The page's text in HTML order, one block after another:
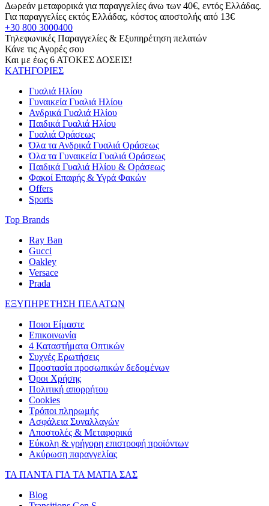
Δωρεάν μεταφορικά για παραγγελίες άνω των 40€, εντός Ελλάδας.
Για παραγγελίες εκτός Ελλάδας, κόστος αποστολής από 13€
+30 800 3000400
Τηλεφωνικές Παραγγελίες & Εξυπηρέτηση πελατών
Κάνε τις Αγορές σου
Και με έως 6 ΑΤΟΚΕΣ ΔΟΣΕΙΣ!
ΚΑΤΗΓΟΡΙΕΣ
Γυαλιά Ηλίου
Γυναικεία Γυαλιά Ηλίου
Ανδρικά Γυαλιά Ηλίου
Παιδικά Γυαλιά Ηλίου
Γυαλιά Οράσεως
Όλα τα Ανδρικά Γυαλιά Οράσεως
Όλα τα Γυναικεία Γυαλιά Οράσεως
Παιδικά Γυαλιά Ηλίου & Οράσεως
Φακοί Επαφής & Υγρά Φακών
Offers
Sports
Top Brands
Ray Ban
Gucci
Oakley
Versace
Prada
ΕΞΥΠΗΡΕΤΗΣΗ ΠΕΛΑΤΩΝ
Ποιοι Είμαστε
Επικοινωνία
4 Καταστήματα Οπτικών
Συχνές Ερωτήσεις
Προστασία προσωπικών δεδομένων
Όροι Χρήσης
Πολιτική απορρήτου
Cookies
Τρόποι πληρωμής
Ασφάλεια Συναλλαγών
Αποστολές & Μεταφορικά
Εύκολη & γρήγορη επιστροφή προϊόντων
Ακύρωση παραγγελίας
ΤΑ ΠΑΝΤΑ ΓΙΑ ΤΑ ΜΑΤΙΑ ΣΑΣ
Blog